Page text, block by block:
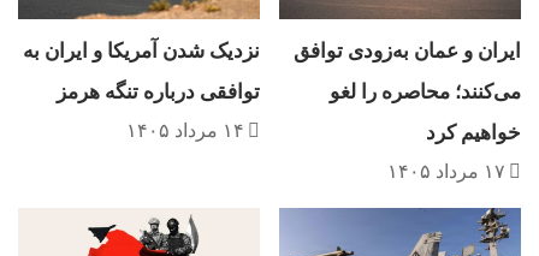
تأمین به شدت فلج شوند. هرچند ترامپ پیش از این
با متهم کردن تایوان به سرقت صنعت تراشه‌سازی
آمریکا، فشارها را برای انتقال این فناوری به خاک
ایالات متحده افزایش داده است، اما کارشناسان
واشنگتن به برتری در هوش مصنوعی را به شدت
ایران و عمان به‌زودی توافق
می‌کنند؛ محاصره را لغو
خواهیم کرد
۱۷ مرداد ۱۴۰۵
نزدیک شدن آمریکا و ایران به
توافقی درباره تنگه هرمز
۱۴ مرداد ۱۴۰۵